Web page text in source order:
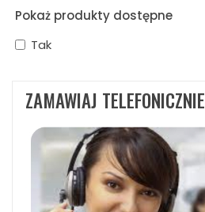
Pokaż produkty dostępne
Tak
ZAMAWIAJ TELEFONICZNIE